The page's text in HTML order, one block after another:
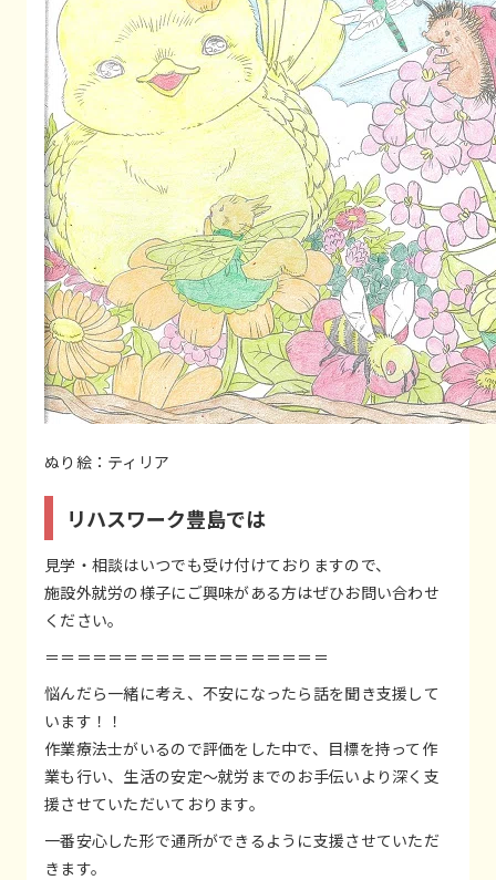
ぬり絵：ティリア
リハスワーク豊島では
見学・相談はいつでも受け付けておりますので、
施設外就労の様子にご興味がある方はぜひお問い合わせ
ください。
＝＝＝＝＝＝＝＝＝＝＝＝＝＝＝＝＝＝
悩んだら一緒に考え、不安になったら話を聞き支援して
います！！
作業療法士がいるので評価をした中で、目標を持って作
業も行い、生活の安定～就労までのお手伝いより深く支
援させていただいております。
一番安心した形で通所ができるように支援させていただ
きます。